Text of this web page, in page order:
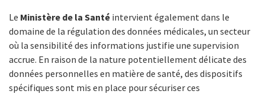
Le Ministère de la Santé intervient également dans le
domaine de la régulation des données médicales, un secteur
où la sensibilité des informations justifie une supervision
accrue. En raison de la nature potentiellement délicate des
données personnelles en matière de santé, des dispositifs
spécifiques sont mis en place pour sécuriser ces